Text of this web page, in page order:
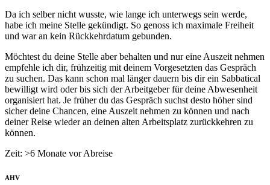
Da ich selber nicht wusste, wie lange ich unterwegs sein werde,
habe ich meine Stelle gekündigt. So genoss ich maximale Freiheit
und war an kein Rückkehrdatum gebunden.
Möchtest du deine Stelle aber behalten und nur eine Auszeit nehmen
empfehle ich dir, frühzeitig mit deinem Vorgesetzten das Gespräch
zu suchen. Das kann schon mal länger dauern bis dir ein Sabbatical
bewilligt wird oder bis sich der Arbeitgeber für deine Abwesenheit
organisiert hat. Je früher du das Gespräch suchst desto höher sind
sicher deine Chancen, eine Auszeit nehmen zu können und nach
deiner Reise wieder an deinen alten Arbeitsplatz zurückkehren zu
können.
Zeit: >6 Monate vor Abreise
AHV